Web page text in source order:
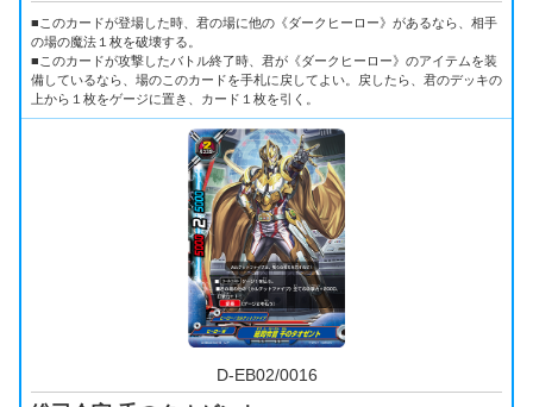
■このカードが登場した時、君の場に他の《ダークヒーロー》があるなら、相手
の場の魔法１枚を破壊する。
■このカードが攻撃したバトル終了時、君が《ダークヒーロー》のアイテムを装
備しているなら、場のこのカードを手札に戻してよい。戻したら、君のデッキの
上から１枚をゲージに置き、カード１枚を引く。
D-EB02/0016